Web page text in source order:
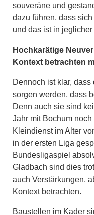
souveräne und
dazu führen, dass
und das ist in
Hochkarätige
Kontext betrachten
Dennoch ist klar,
sorgen werden, dass
Denn auch sie sind
Jahr mit Bochum
Kleindienst im Alter
in der ersten Liga
Bundesligaspiel
Gladbach sind dies
auch Verstärkungen,
Kontext betrachten.
Baustellen im Kader